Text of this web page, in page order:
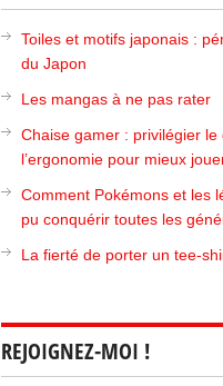
Toiles et motifs japonais :
du Japon
Les mangas à ne pas rater
Chaise gamer : privilégier le
l’ergonomie pour mieux
Comment Pokémons et les
pu conquérir toutes les
La fierté de porter un tee-
REJOIGNEZ-MOI !